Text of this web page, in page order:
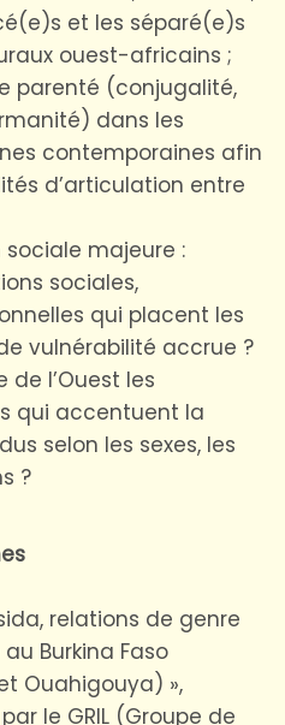
et les séparé(e)s
ouest-africains ;
parenté (conjugalité,
dans les
contemporaines afin
d’articulation entre
majeure :
sociales,
qui placent les
vulnérabilité accrue ?
de l’Ouest les
qui accentuent la
selon les sexes, les
?
sida, relations de genre
Burkina Faso
Ouahigouya) »,
le GRIL (Groupe de